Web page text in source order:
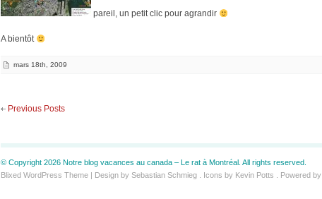
pareil, un petit clic pour agrandir
A bientôt
mars 18th, 2009
Previous Posts
© Copyright 2026 Notre blog vacances au canada – Le rat à Montréal. All rights reserved.
Blixed WordPress Theme | Design by Sebastian Schmieg . Icons by Kevin Potts . Powered by